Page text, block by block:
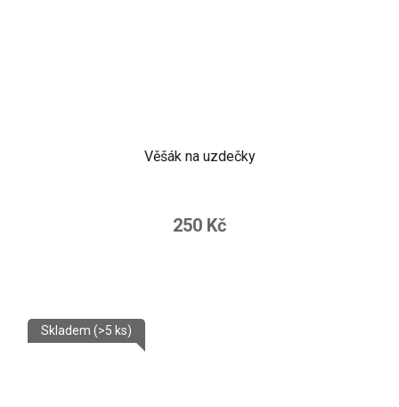
Věšák na uzdečky
250 Kč
Skladem (>5 ks)